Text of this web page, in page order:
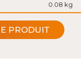
0.08 kg
PRODUIT